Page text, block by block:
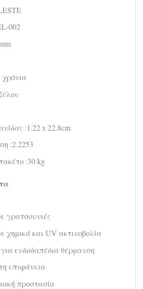
002
:1.22 x 22.8cm
:2.2253
:30 kg
γρατσουνιές
χημικά και UV ακτινοβολία
ενδοδαπέδια θέρμανση
επιφάνεια
προστασία